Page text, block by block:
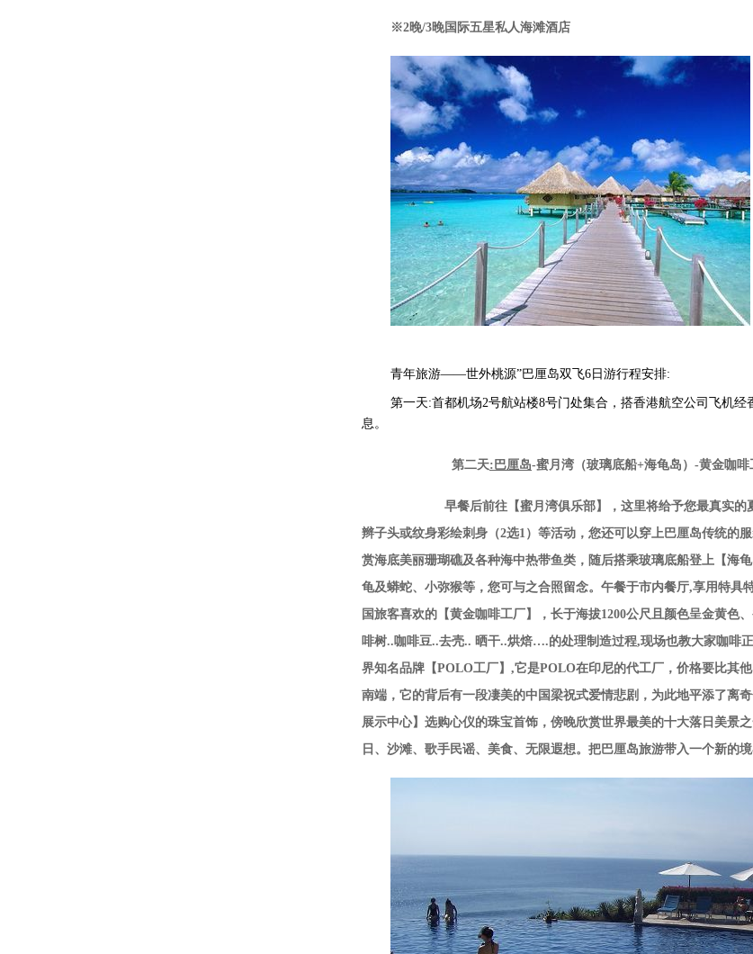
※2晚/3晚国际五星私人海滩酒店
青年旅游——世外桃源”巴厘岛双飞6日游行程安排:
第一天:首都机场2号航站楼8号门处集合，搭香港航空公司飞机
息。
第二天:巴厘岛-蜜月湾（玻璃底船+海龟岛）-黄金咖
早餐后前往【蜜月湾俱乐部】，这里将给予您最真实的夏
辫子头或纹身彩绘刺身（2选1）等活动，您还可以穿上巴厘岛传统的
赏海底美丽珊瑚礁及各种海中热带鱼类，随后搭乘玻璃底船登上【海
龟及蟒蛇、小弥猴等，您可与之合照留念。午餐于市内餐厅,享用特
国旅客喜欢的【黄金咖啡工厂】，长于海拔1200公尺且颜色呈金黄色
啡树..咖啡豆..去壳.. 晒干..烘焙….的处理制造过程,现场也教大家咖啡
界知名品牌【POLO工厂】,它是POLO在印尼的代工厂，价格要比其
南端，它的背后有一段凄美的中国梁祝式爱情悲剧，为此地平添了离
展示中心】选购心仪的珠宝首饰，傍晚欣赏世界最美的十大落日美景
日、沙滩、歌手民谣、美食、无限遐想。把巴厘岛旅游带入一个新的境